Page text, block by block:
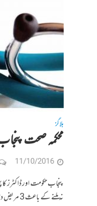
بلاگز
محکمہ صحت
11/10/2016
پنجاب حکومت اور ڈاکٹرز
نہ ملنے کے باعث 3 مریض دم توڑ چکے ہیں۔ ڈاکٹرز کا احتجاجی دھرنا تیسرے روز میں...